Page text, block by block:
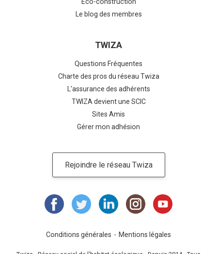
Le blog des membres
TWIZA
Questions Fréquentes
Charte des pros du réseau Twiza
L'assurance des adhérents
TWIZA devient une SCIC
Sites Amis
Gérer mon adhésion
Rejoindre le réseau Twiza
Conditions générales Mentions légales